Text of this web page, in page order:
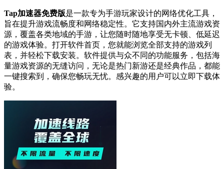
Tap加速器免费版是一款专为手游玩家设计的网络优化工具，
旨在提升游戏流畅度和网络稳定性。它支持国内外主流游戏资
源，覆盖各类地域的手游，让您随时随地享受无卡顿、低延迟
的游戏体验。打开软件首页，您就能浏览全部支持的游戏列
表，并轻松下载安装。软件提供与众不同的功能服务，包括海
量游戏资源的无缝访问，无论是热门新游还是经典作品，都能
一键搜索到，确保您畅玩无忧。感兴趣的用户可以立即下载体
验。